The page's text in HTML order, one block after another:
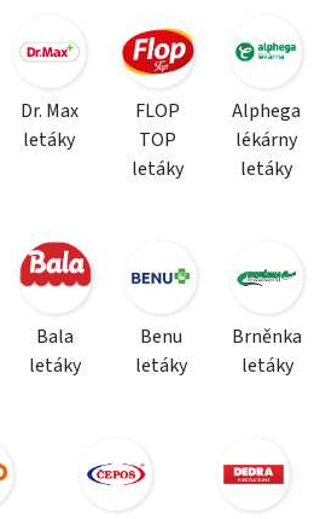
Dr. Max
letáky
FLOP
TOP
letáky
Alphega
lékárny
letáky
Bala
letáky
Benu
letáky
Brněnka
letáky